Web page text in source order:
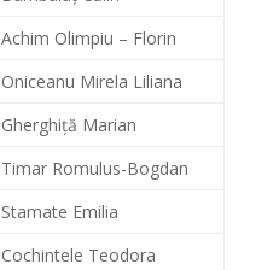
Achim Olimpiu – Florin
Oniceanu Mirela Liliana
Gherghiță Marian
Timar Romulus-Bogdan
Stamate Emilia
Cochintele Teodora